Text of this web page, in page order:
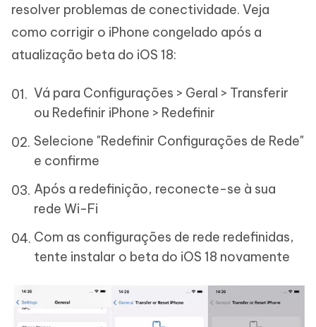
resolver problemas de conectividade. Veja
como corrigir o iPhone congelado após a
atualização beta do iOS 18:
Vá para Configurações > Geral > Transferir
ou Redefinir iPhone > Redefinir
Selecione "Redefinir Configurações de Rede"
e confirme
Após a redefinição, reconecte-se à sua
rede Wi-Fi
Com as configurações de rede redefinidas,
tente instalar o beta do iOS 18 novamente